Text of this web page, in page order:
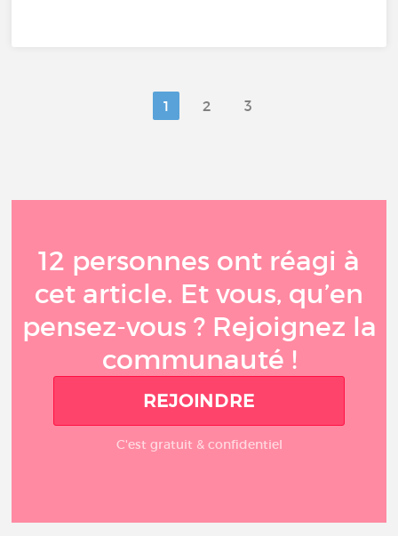
1 2 3
12 personnes ont réagi à
cet article. Et vous, qu’en
pensez-vous ? Rejoignez la
communauté !
REJOINDRE
C'est gratuit & confidentiel